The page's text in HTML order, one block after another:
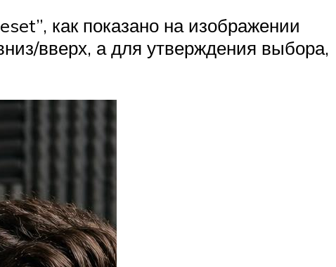
как показано на изображении
вверх, а для утверждения выбора,